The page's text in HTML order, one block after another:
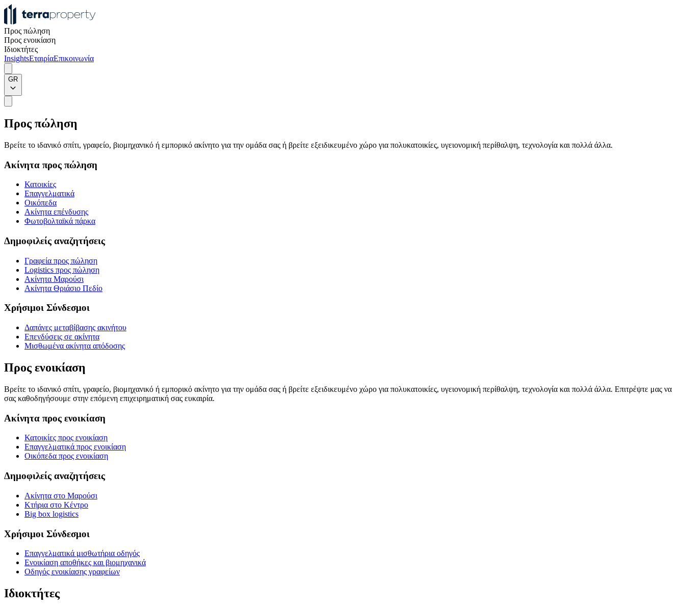
Προς πώληση
Προς ενοικίαση
Ιδιοκτήτες
InsightsΕταιρίαΕπικοινωνία
GR
Προς πώληση
Βρείτε το ιδανικό σπίτι, γραφείο, βιομηχανικό ή εμπορικό ακίνητο για την ομάδα σας ή βρείτε εξειδικευμένο χώρο για πολυκατοικίες, υγειονομική περίθαλψη, τεχνολογία και πολλά άλλα.
Ακίνητα προς πώληση
Κατοικίες
Επαγγελματικά
Οικόπεδα
Ακίνητα επένδυσης
Φωτοβολταϊκά πάρκα
Δημοφιλείς αναζητήσεις
Γραφεία προς πώληση
Logistics προς πώληση
Ακίνητα Μαρούσι
Ακίνητα Θριάσιο Πεδίο
Χρήσιμοι Σύνδεσμοι
Δαπάνες μεταβίβασης ακινήτου
Επενδύσεις σε ακίνητα
Μισθωμένα ακίνητα απόδοσης
Προς ενοικίαση
Βρείτε το ιδανικό σπίτι, γραφείο, βιομηχανικό ή εμπορικό ακίνητο για την ομάδα σας ή βρείτε εξειδικευμένο χώρο για πολυκατοικίες, υγειονομική περίθαλψη, τεχνολογία και πολλά άλλα. Επιτρέψτε μας να
σας καθοδηγήσουμε στην επόμενη επιχειρηματική σας ευκαιρία.
Ακίνητα προς ενοικίαση
Κατοικίες προς ενοικίαση
Επαγγελματικά προς ενοικίαση
Οικόπεδα προς ενοικίαση
Δημοφιλείς αναζητήσεις
Ακίνητα στο Μαρούσι
Κτήρια στο Κέντρο
Big box logistics
Χρήσιμοι Σύνδεσμοι
Επαγγελματικά μισθωτήρια οδηγός
Ενοικίαση αποθήκες και βιομηχανικά
Οδηγός ενοικίασης γραφείων
Ιδιοκτήτες